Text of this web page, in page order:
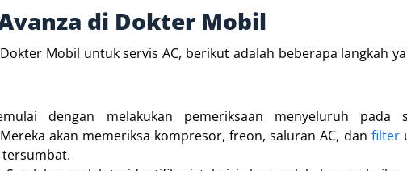
di Dokter Mobil
Mobil untuk servis AC, berikut adalah beberapa langkah
dengan melakukan pemeriksaan menyeluruh pada
akan memeriksa kompresor, freon, saluran AC, dan filter
tersumbat.